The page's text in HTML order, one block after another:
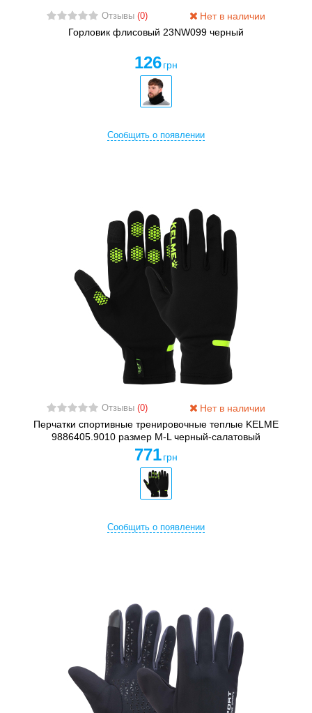
Отзывы (0)
Нет в наличии
Горловик флисовый 23NW099 черный
126 грн
Сообщить о появлении
Отзывы (0)
Нет в наличии
Перчатки спортивные тренировочные теплые KELME
9886405.9010 размер M-L черный-салатовый
771 грн
Сообщить о появлении